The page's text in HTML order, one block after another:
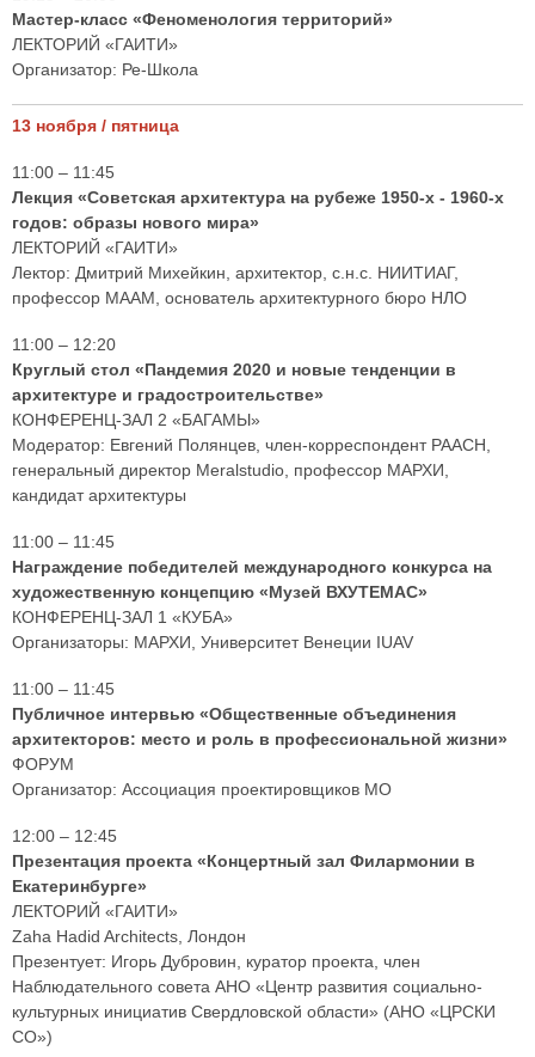
Мастер-класс «Феноменология территорий»
ЛЕКТОРИЙ «ГАИТИ»
Организатор: Ре-Школа
13 ноября / пятница
11:00 – 11:45
Лекция «Советская архитектура на рубеже 1950-х - 1960-х
годов: образы нового мира»
ЛЕКТОРИЙ «ГАИТИ»
Лектор: Дмитрий Михейкин, архитектор, с.н.с. НИИТИАГ,
профессор МААМ, основатель архитектурного бюро НЛО
11:00 – 12:20
Круглый стол «Пандемия 2020 и новые тенденции в
архитектуре и градостроительстве»
КОНФЕРЕНЦ-ЗАЛ 2 «БАГАМЫ»
Модератор: Евгений Полянцев, член-корреспондент РААСН,
генеральный директор Мeralstudio, профессор МАРХИ,
кандидат архитектуры
11:00 – 11:45
Награждение победителей международного конкурса на
художественную концепцию «Музей ВХУТЕМАС»
КОНФЕРЕНЦ-ЗАЛ 1 «КУБА»
Организаторы: МАРХИ, Университет Венеции IUAV
11:00 – 11:45
Публичное интервью «Общественные объединения
архитекторов: место и роль в профессиональной жизни»
ФОРУМ
Организатор: Ассоциация проектировщиков МО
12:00 – 12:45
Презентация проекта «Концертный зал Филармонии в
Екатеринбурге»
ЛЕКТОРИЙ «ГАИТИ»
Zaha Hadid Architects, Лондон
Презентует: Игорь Дубровин, куратор проекта, член
Наблюдательного совета АНО «Центр развития социально-
культурных инициатив Свердловской области» (АНО «ЦРСКИ
СО»)